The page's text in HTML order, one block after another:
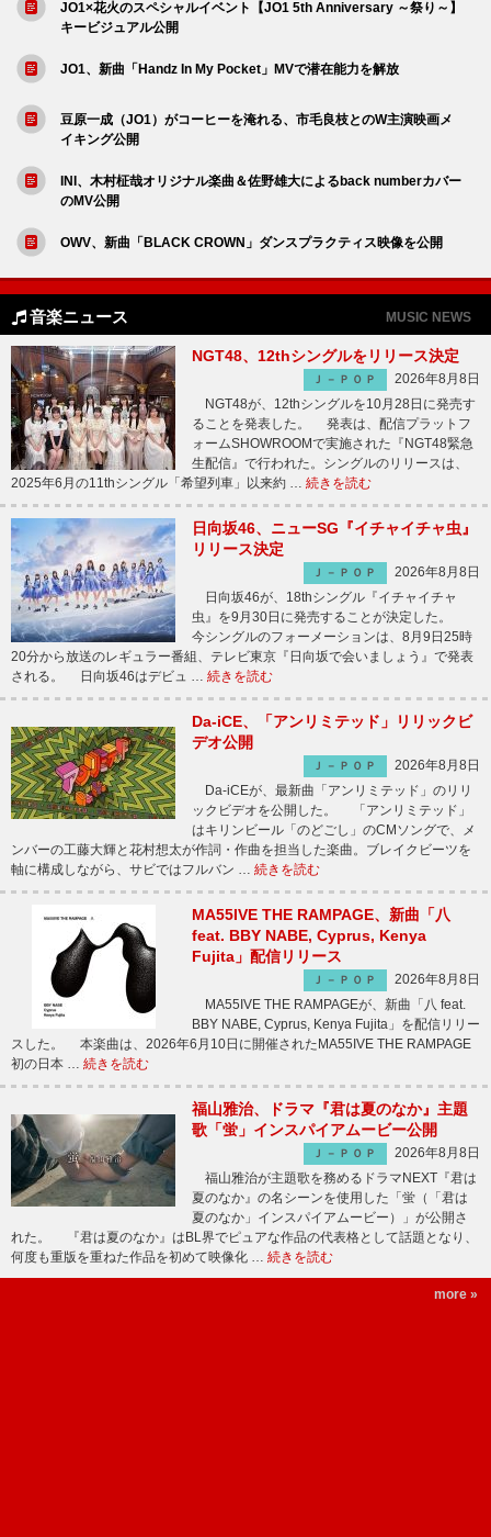
JO1×花火のスペシャルイベント【JO1 5th Anniversary ～祭り～】
キービジュアル公開
JO1、新曲「Handz In My Pocket」MVで潜在能力を解放
豆原一成（JO1）がコーヒーを淹れる、市毛良枝とのW主演映画メ
イキング公開
INI、木村柾哉オリジナル楽曲＆佐野雄大によるback numberカバー
のMV公開
OWV、新曲「BLACK CROWN」ダンスプラクティス映像を公開
音楽ニュース MUSIC NEWS
NGT48、12thシングルをリリース決定
Ｊ－ＰＯＰ
2026年8月8日
NGT48が、12thシングルを10月28日に発売す
ることを発表した。 発表は、配信プラットフ
ォームSHOWROOMで実施された『NGT48緊急
生配信』で行われた。シングルのリリースは、
2025年6月の11thシングル「希望列車」以来約 … 続きを読む
日向坂46、ニューSG『イチャイチャ虫』
リリース決定
Ｊ－ＰＯＰ
2026年8月8日
日向坂46が、18thシングル『イチャイチャ
虫』を9月30日に発売することが決定した。
今シングルのフォーメーションは、8月9日25時
20分から放送のレギュラー番組、テレビ東京『日向坂で会いましょう』で発表
される。 日向坂46はデビュ … 続きを読む
Da-iCE、「アンリミテッド」リリックビ
デオ公開
Ｊ－ＰＯＰ
2026年8月8日
Da-iCEが、最新曲「アンリミテッド」のリリ
ックビデオを公開した。 「アンリミテッド」
はキリンビール「のどごし」のCMソングで、メ
ンバーの工藤大輝と花村想太が作詞・作曲を担当した楽曲。ブレイクビーツを
軸に構成しながら、サビではフルバン … 続きを読む
MA55IVE THE RAMPAGE、新曲「八
feat. BBY NABE, Cyprus, Kenya
Fujita」配信リリース
Ｊ－ＰＯＰ
2026年8月8日
MA55IVE THE RAMPAGEが、新曲「八 feat.
BBY NABE, Cyprus, Kenya Fujita」を配信リリー
スした。 本楽曲は、2026年6月10日に開催されたMA55IVE THE RAMPAGE
初の日本 … 続きを読む
福山雅治、ドラマ『君は夏のなか』主題
歌「蛍」インスパイアムービー公開
Ｊ－ＰＯＰ
2026年8月8日
福山雅治が主題歌を務めるドラマNEXT『君は
夏のなか』の名シーンを使用した「蛍（「君は
夏のなか」インスパイアムービー）」が公開さ
れた。 『君は夏のなか』はBL界でピュアな作品の代表格として話題となり、
何度も重版を重ねた作品を初めて映像化 … 続きを読む
more »